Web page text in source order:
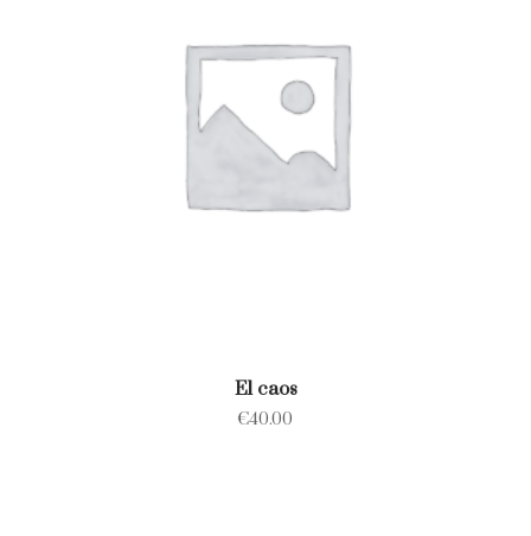
El caos
€40.00